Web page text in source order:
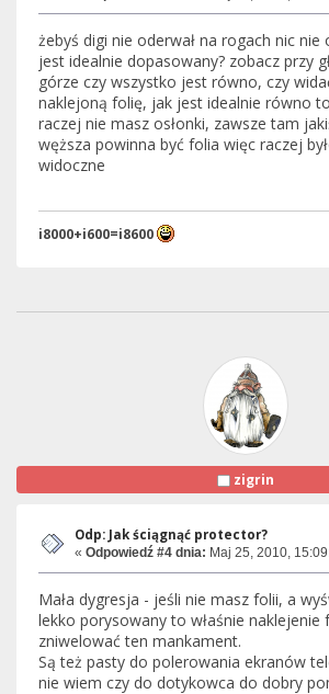
żebyś digi nie oderwał na rogach nic nie
jest idealnie dopasowany? zobacz przy
górze czy wszystko jest równo, czy
naklejoną folię, jak jest idealnie równo
raczej nie masz osłonki, zawsze tam
węższa powinna być folia więc raczej
widoczne
i8000+i600=i8600
zigrin
Odp: Jak ściągnąć protector?
« Odpowiedź #4 dnia: Maj 25, 2010,
Mała dygresja - jeśli nie masz folii, a
lekko porysowany to właśnie naklejenie
zniwelować ten mankament.
Są też pasty do polerowania ekranów
nie wiem czy do dotykowca do dobry